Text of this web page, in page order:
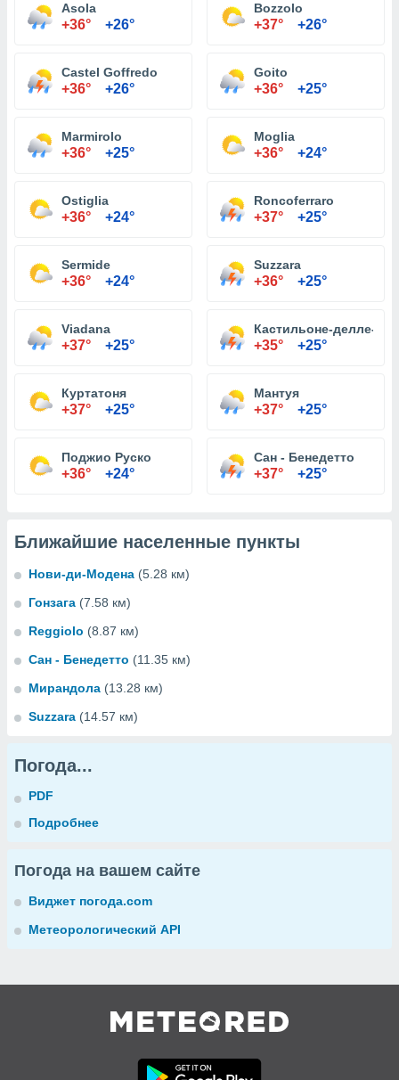
Asola
+36° +26°
Bozzolo
+37° +26°
Castel Goffredo
+36° +26°
Goito
+36° +25°
Marmirolo
+36° +25°
Moglia
+36° +24°
Ostiglia
+36° +24°
Roncoferraro
+37° +25°
Sermide
+36° +24°
Suzzara
+36° +25°
Viadana
+37° +25°
Кастильоне-делле-
+35° +25°
Куртатоня
+37° +25°
Мантуя
+37° +25°
Поджио Руско
+36° +24°
Сан - Бенедетто
+37° +25°
Ближайшие населенные пункты
Нови-ди-Модена (5.28 км)
Гонзага (7.58 км)
Reggiolo (8.87 км)
Сан - Бенедетто (11.35 км)
Мирандола (13.28 км)
Suzzara (14.57 км)
Погода...
PDF
Подробнее
Погода на вашем сайте
Виджет погода.com
Метеорологический API